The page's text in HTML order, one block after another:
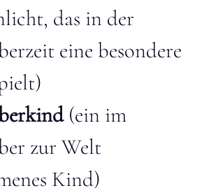
das in der
eine besondere
(ein im
zur Welt
Kind)